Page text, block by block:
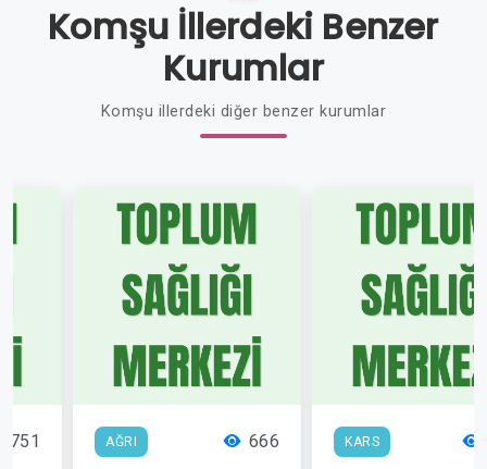
Komşu İllerdeki Benzer
Kurumlar
Komşu illerdeki diğer benzer kurumlar
751 AĞRI 666 KARS